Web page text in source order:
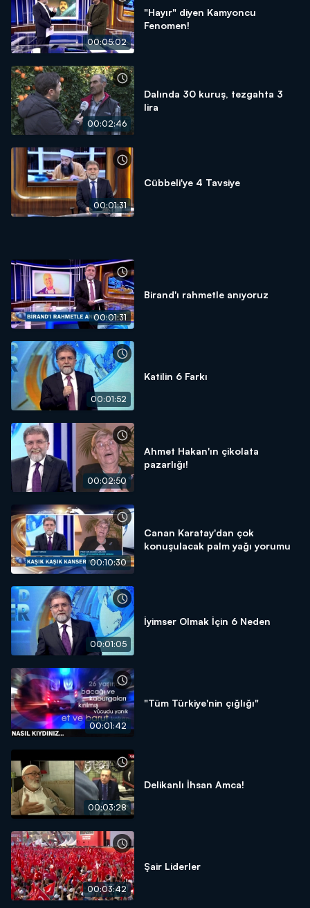
00:05:02
"Hayır" diyen Kamyoncu
Fenomen!
00:02:46
Dalında 30 kuruş, tezgahta 3
lira
00:01:31
Cübbeli'ye 4 Tavsiye
00:01:31
Birand'ı rahmetle anıyoruz
00:01:52
Katilin 6 Farkı
00:02:50
Ahmet Hakan'ın çikolata
pazarlığı!
00:10:30
Canan Karatay'dan çok
konuşulacak palm yağı yorumu
00:01:05
İyimser Olmak İçin 6 Neden
00:01:42
"Tüm Türkiye'nin çığlığı"
00:03:28
Delikanlı İhsan Amca!
00:03:42
Şair Liderler